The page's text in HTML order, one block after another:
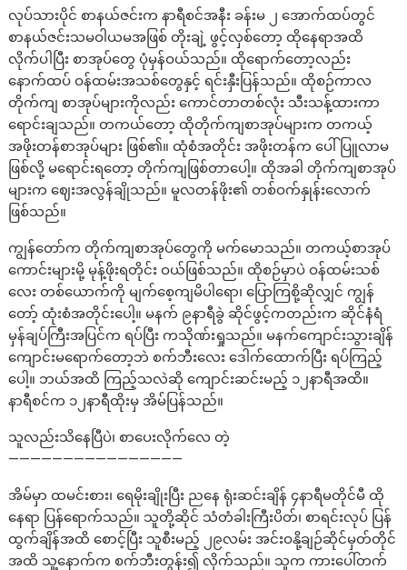
လုပ်သားပိုင် စာနယ်ဇင်းက နာရီစင်အနီး ခန်းမ ၂ အောက်ထပ်တွင်
စာနယ်ဇင်းသမဝါယမအဖြစ် တိုးချဲ့ ဖွင့်လှစ်တော့ ထိုနေရာအထိ
လိုက်ပါပြီး စာအုပ်တွေ ပုံမှန်ဝယ်သည်။ ထိုရောက်တော့လည်း
နောက်ထပ် ဝန်ထမ်းအသစ်တွေနှင့် ရင်းနှီးပြန်သည်။ ထိုစဉ်ကာလ
တိုက်ကျ စာအုပ်များကိုလည်း ကောင်တာတစ်လုံး သီးသန့်ထားကာ
ရောင်းချသည်။ တကယ်တော့ ထိုတိုက်ကျစာအုပ်များက တကယ့်
အဖိုးတန်စာအုပ်များ ဖြစ်၏။ ထုံစံအတိုင်း အဖိုးတန်က ပေါ်ပြူလာမ
ဖြစ်လို့ မရောင်းရတော့ တိုက်ကျဖြစ်တာပေါ့။ ထိုအခါ တိုက်ကျစာအုပ်
များက ဈေးအလွန်ချိုသည်။ မူလတန်ဖိုး၏ တစ်ဝက်နှုန်းလောက်
ဖြစ်သည်။
ကျွန်တော်က တိုက်ကျစာအုပ်တွေကို မက်မောသည်။ တကယ့်စာအုပ်
ကောင်းများမို့ မုန့်ဖိုးရတိုင်း ဝယ်ဖြစ်သည်။ ထိုစဉ်မှာပဲ ဝန်ထမ်းသစ်
လေး တစ်ယောက်ကို မျက်စေ့ကျမိပါရော၊ ပြောကြစို့ဆိုလျှင် ကျွန်
တော့် ထုံးစံအတိုင်းပေါ့။ မနက် ၉နာရီခွဲ ဆိုင်ဖွင့်ကတည်းက ဆိုင်နံရံ
မှန်ချပ်ကြီးအပြင်က ရပ်ပြီး ကသိုဏ်းရှုသည်။ မနက်ကျောင်းသွားချိန်
ကျောင်းမရောက်တော့ဘဲ စက်ဘီးလေး ဒေါက်ထောက်ပြီး ရပ်ကြည့်
ပေါ့။ ဘယ်အထိ ကြည့်သလဲဆို ကျောင်းဆင်းမည့် ၁၂နာရီအထိ။
နာရီစင်က ၁၂နာရီထိုးမှ အိမ်ပြန်သည်။
သူလည်းသိနေပြီပဲ၊ စာပေးလိုက်လေ တဲ့
————————————————
အိမ်မှာ ထမင်းစား၊ ရေမိုးချိုးပြီး ညနေ ရုံးဆင်းချိန် ၄နာရီမတိုင်မီ ထို
နေရာ ပြန်ရောက်သည်။ သူတို့ဆိုင် သံတံခါးကြီးပိတ်၊ စာရင်းလုပ် ပြန်
ထွက်ချိန်အထိ စောင့်ပြီး သူစီးမည့် ၂၉လမ်း အင်းဝနို့ချဉ်ဆိုင်မှတ်တိုင်
အထိ သူ့နောက်က စက်ဘီးတွန်း၍ လိုက်သည်။ သူက ကားပေါ်တက်